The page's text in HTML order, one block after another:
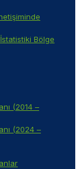
Bölge
(2014 –
(2024 –